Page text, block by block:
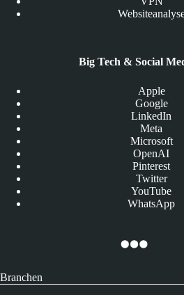
Big Tech & Social
Apple
Google
LinkedIn
Meta
Microsoft
OpenAI
Pinterest
Twitter
YouTube
WhatsApp
Branchen